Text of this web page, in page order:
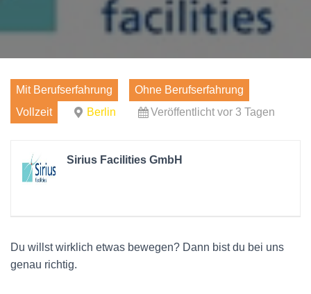
Mit Berufserfahrung
Ohne Berufserfahrung
Vollzeit
Berlin Veröffentlicht vor 3 Tagen
Sirius Facilities GmbH
Du willst wirklich etwas bewegen? Dann bist du bei uns
genau richtig.